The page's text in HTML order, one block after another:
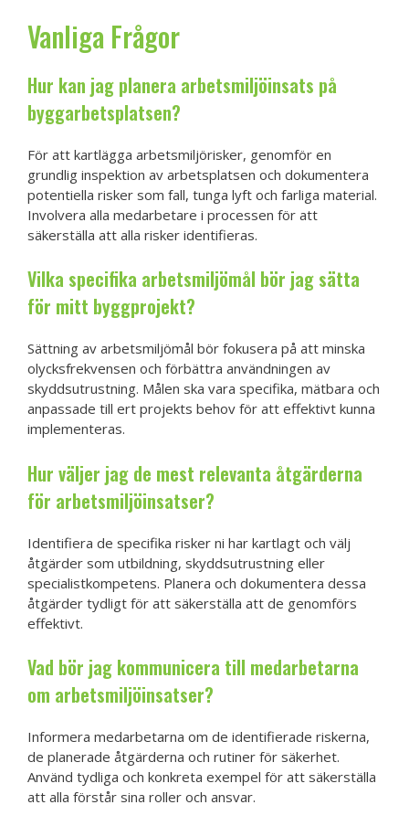
Vanliga Frågor
Hur kan jag planera arbetsmiljöinsats på
byggarbetsplatsen?
För att kartlägga arbetsmiljörisker, genomför en
grundlig inspektion av arbetsplatsen och dokumentera
potentiella risker som fall, tunga lyft och farliga material.
Involvera alla medarbetare i processen för att
säkerställa att alla risker identifieras.
Vilka specifika arbetsmiljömål bör jag sätta
för mitt byggprojekt?
Sättning av arbetsmiljömål bör fokusera på att minska
olycksfrekvensen och förbättra användningen av
skyddsutrustning. Målen ska vara specifika, mätbara och
anpassade till ert projekts behov för att effektivt kunna
implementeras.
Hur väljer jag de mest relevanta åtgärderna
för arbetsmiljöinsatser?
Identifiera de specifika risker ni har kartlagt och välj
åtgärder som utbildning, skyddsutrustning eller
specialistkompetens. Planera och dokumentera dessa
åtgärder tydligt för att säkerställa att de genomförs
effektivt.
Vad bör jag kommunicera till medarbetarna
om arbetsmiljöinsatser?
Informera medarbetarna om de identifierade riskerna,
de planerade åtgärderna och rutiner för säkerhet.
Använd tydliga och konkreta exempel för att säkerställa
att alla förstår sina roller och ansvar.